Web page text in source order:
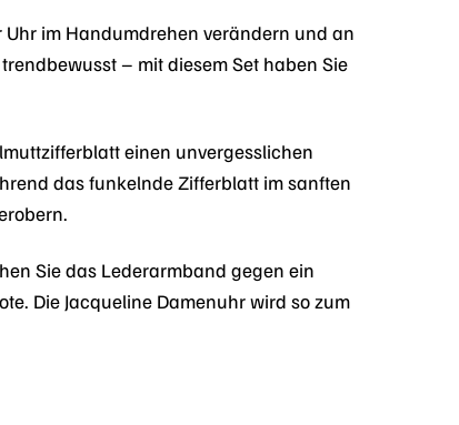
im Handumdrehen verändern und an
– mit diesem Set haben Sie
einen unvergesslichen
das funkelnde Zifferblatt im sanften
Sie das Lederarmband gegen ein
Die Jacqueline Damenuhr wird so zum